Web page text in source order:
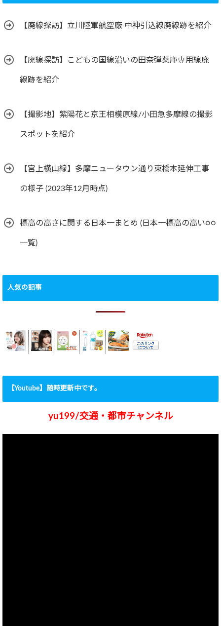
【廃線探訪】立川陸軍航空廠 中神引込線廃線跡を紹介
【廃線探訪】こどもの国線沿いの田奈弾薬庫専用線廃
線跡を紹介
【撮影地】紫陽花と京王相模原線/小田急多摩線の撮影
スポットを紹介
【宮上横山線】多摩ニュータウン通り東橋本延伸工事
の様子 (2023年12月時点)
標高の高さに関する日本一まとめ (日本一標高の高い○○
一覧)
人気の記事
【Youtube】随時更新中です。
yu199/交通・都市チャンネル